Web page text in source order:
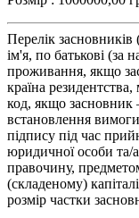
Перелік
ім'я, по батькові (за
проживання, якщо
країна
код, якщо засновник
встановлення вимоги
підпису під час
юридичної особи та/
правочину,
(складеному)
розмір частки